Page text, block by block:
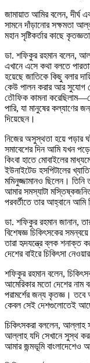
জামায়াত আমির বলেন, দীর্ঘ
সামনে দাঁড়ানোর সক্ষমতা
মহান সৃষ্টিকর্তার কাছে
ডা. শফিকুর রহমান বলেন,
এখানে এসে কথা বলতে
হয়েছে জাতিকে কিছু বলার
কেউ পালন করার আর সুযোগ
তৌফিক কামনা
পারি, যা মানুষের
দিয়েছেন।
নিজের অসুস্থতা হয়ে পড়ার
সমাবেশের দিন আমি যখন পড়ে
কিংবা হাতে মোবাইলের
ইউনাইটেড হসপিটালের
মমিনুজ্জামানও ছিলেন।
আমার সমস্যাটা
পরবর্তীতে তার আহ্বানে আমি
ডা. শফিকুর রহমান জানান,
বিশেষজ্ঞ চিকিৎসকের
তারা হৃদযন্ত্রে ব্লক শনাক্ত
দেশের বাইরে চিকিৎসা
শফিকুর রহমান বলেন,
আমেরিকার মতো দেশের নাম
পরামর্শের জন্য কৃতজ্ঞ।
কেবল সেই দেশগুলোতেই
চিকিৎসকরা বললেন,
আল্লাহ যদি সেখানে সুস্থ
আমার জন্মভূমি বাংলাদেশেও